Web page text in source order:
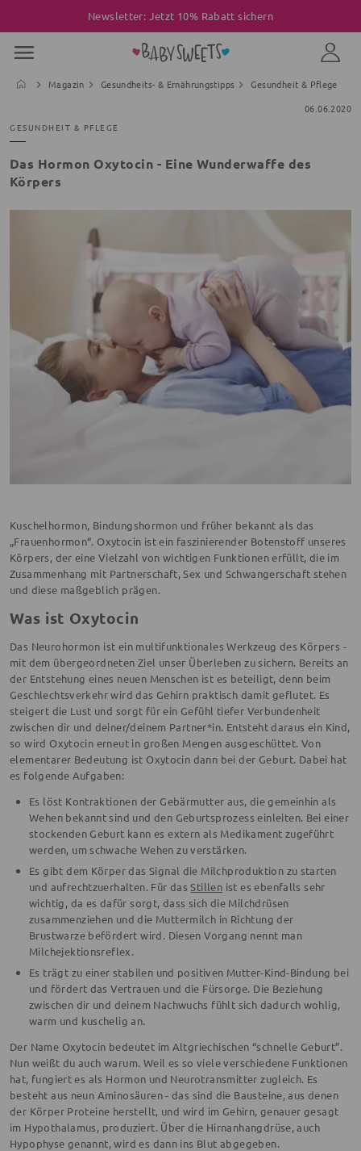
Newsletter: Jetzt 10% Rabatt sichern
Magazin Gesundheits- & Ernährungstipps
Gesundheit & Pflege
06.06.2020
GESUNDHEIT & PFLEGE
Das Hormon Oxytocin - Eine Wunderwaffe des
Körpers
Kuschelhormon, Bindungshormon und früher bekannt als das
„Frauenhormon“. Oxytocin ist ein faszinierender Botenstoff unseres
Körpers, der eine Vielzahl von wichtigen Funktionen erfüllt, die im
Zusammenhang mit Partnerschaft, Sex und Schwangerschaft stehen
und diese maßgeblich prägen.
Was ist Oxytocin
Das Neurohormon ist ein multifunktionales Werkzeug des Körpers -
mit dem übergeordneten Ziel unser Überleben zu sichern. Bereits an
der Entstehung eines neuen Menschen ist es beteiligt, denn beim
Geschlechtsverkehr wird das Gehirn praktisch damit geflutet. Es
steigert die Lust und sorgt für ein Gefühl tiefer Verbundenheit
zwischen dir und deiner/deinem Partner*in. Entsteht daraus ein Kind,
so wird Oxytocin erneut in großen Mengen ausgeschüttet. Von
elementarer Bedeutung ist Oxytocin dann bei der Geburt. Dabei hat
es folgende Aufgaben:
Es löst Kontraktionen der Gebärmutter aus, die gemeinhin als
Wehen bekannt sind und den Geburtsprozess einleiten. Bei einer
stockenden Geburt kann es extern als Medikament zugeführt
werden, um schwache Wehen zu verstärken.
Es gibt dem Körper das Signal die Milchproduktion zu starten
und aufrechtzuerhalten. Für dasStillen ist es ebenfalls sehr
wichtig, da es dafür sorgt, dass sich die Milchdrüsen
zusammenziehen und die Muttermilch in Richtung der
Brustwarze befördert wird. Diesen Vorgang nennt man
Milchejektionsreflex.
Es trägt zu einer stabilen und positiven Mutter-Kind-Bindung bei
und fördert das Vertrauen und die Fürsorge. Die Beziehung
zwischen dir und deinem Nachwuchs fühlt sich dadurch wohlig,
warm und kuschelig an.
Der Name Oxytocin bedeutet im Altgriechischen “schnelle Geburt”.
Nun weißt du auch warum. Weil es so viele verschiedene Funktionen
hat, fungiert es als Hormon und Neurotransmitter zugleich. Es
besteht aus neun Aminosäuren - das sind die Bausteine, aus denen
der Körper Proteine herstellt, und wird im Gehirn, genauer gesagt
im Hypothalamus, produziert. Über die Hirnanhangdrüse, auch
Hypophyse genannt, wird es dann ins Blut abgegeben.